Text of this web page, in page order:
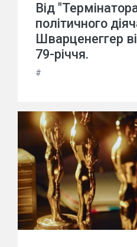
Від
політичного
Шварценеггер
79-річчя.
#